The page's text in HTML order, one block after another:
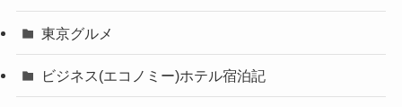
東京グルメ
ビジネス(エコノミー)ホテル宿泊記